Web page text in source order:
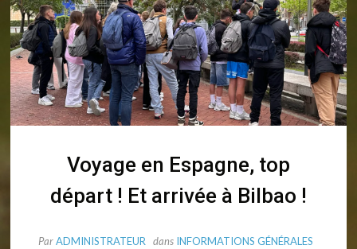
Voyage en Espagne, top
départ ! Et arrivée à Bilbao !
ParADMINISTRATEUR dans INFORMATIONS GÉNÉRALES